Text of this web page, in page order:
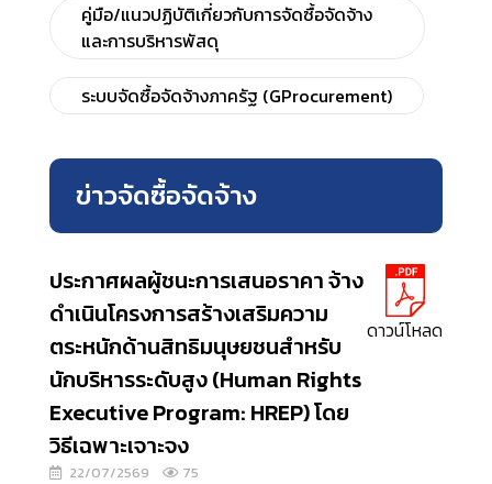
คู่มือ/แนวปฏิบัติเกี่ยวกับการจัดซื้อจัดจ้าง
และการบริหารพัสดุ
ระบบจัดซื้อจัดจ้างภาครัฐ (GProcurement)
ข่าวจัดซื้อจัดจ้าง
ประกาศผลผู้ชนะการเสนอราคา จ้าง
ดำเนินโครงการสร้างเสริมความ
ตระหนักด้านสิทธิมนุษยชนสำหรับ
นักบริหารระดับสูง (Human Rights
Executive Program: HREP) โดย
วิธีเฉพาะเจาะจง
22/07/2569 75
ดาวน์โหลด